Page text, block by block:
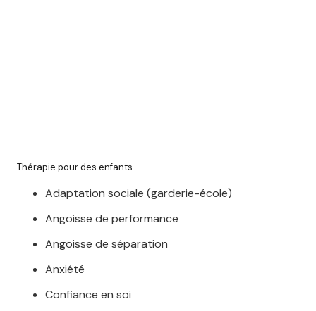
Thérapie pour des enfants
Adaptation sociale (garderie-école)
Angoisse de performance
Angoisse de séparation
Anxiété
Confiance en soi